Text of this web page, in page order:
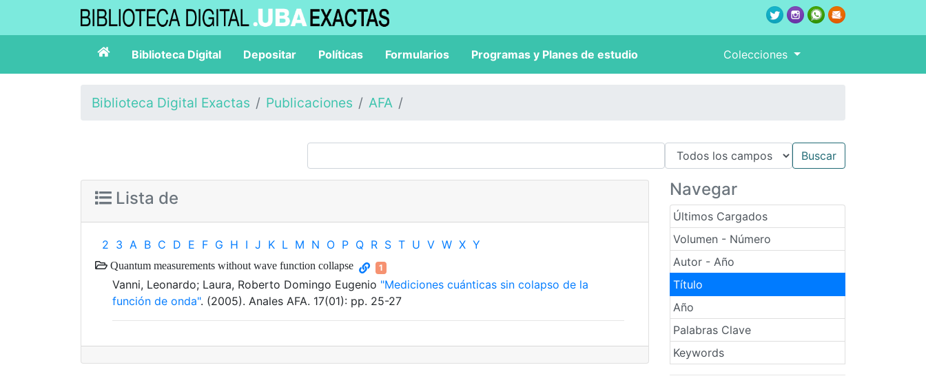
Biblioteca Digital Depositar Políticas Formularios Programas y Planes de estudio Colecciones
Biblioteca Digital Exactas Publicaciones AFA
Navegar
Últimos Cargados
Volumen - Número
Autor - Año
Título
Año
Palabras Clave
Keywords
Lista de
2 3 A B C D E F G H I J K L M N O P Q R S T U V W X Y
Quantum measurements without wave function collapse 1
Vanni, Leonardo; Laura, Roberto Domingo Eugenio "Mediciones cuánticas sin colapso de la
función de onda". (2005). Anales AFA. 17(01): pp. 25-27